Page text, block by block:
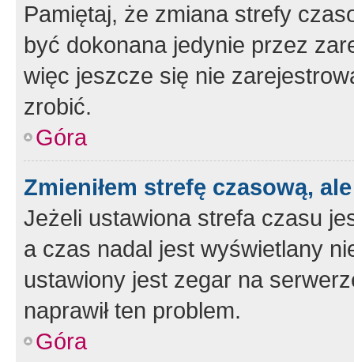
Pamiętaj, że zmiana strefy
być dokonana jedynie przez
więc jeszcze się nie
zrobić.
Góra
Zmieniłem strefę czasową,
Jeżeli ustawiona strefa czasu
a czas nadal jest wyświetlany
ustawiony jest zegar na
naprawił ten problem.
Góra